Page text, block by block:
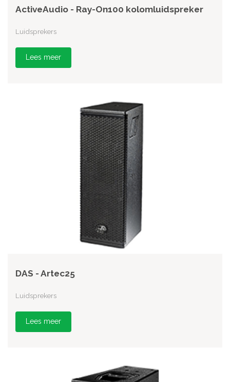
ActiveAudio - Ray-On100 kolomluidspreker
Luidsprekers
Lees meer
DAS - Artec25
Luidsprekers
Lees meer